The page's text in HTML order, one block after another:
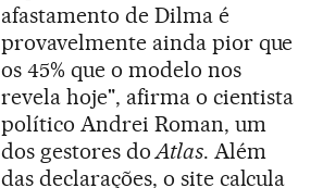
afastamento de Dilma é
provavelmente ainda pior que
os 45% que o modelo nos
revela hoje", afirma o cientista
político Andrei Roman, um
dos gestores doAtlas. Além
das declarações, o site calcula